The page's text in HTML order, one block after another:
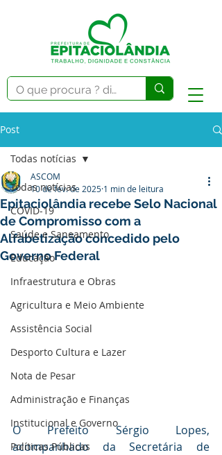
Post
Todas notícias
COVID-19
Saúde e Saneamento
Educação
Infraestrutura e Obras
Agricultura e Meio Ambiente
Assistência Social
Desporto Cultura e Lazer
Nota de Pesar
Administração e Finanças
Institucional e Governo
Políticas Públicas
Todas notícias
Epitaciolândia recebe Selo Nacional
de Compromisso com a
Alfabetização concedido pelo
Governo Federal
ASCOM
10 de fev. de 2025 1 min de leitura
O Prefeito Sérgio Lopes,
acompanhado da Secretária de